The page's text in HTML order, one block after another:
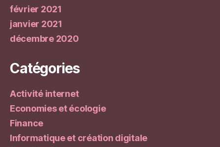
février 2021
janvier 2021
décembre 2020
Catégories
Activité internet
Economies et écologie
Finance
Informatique et création digitale